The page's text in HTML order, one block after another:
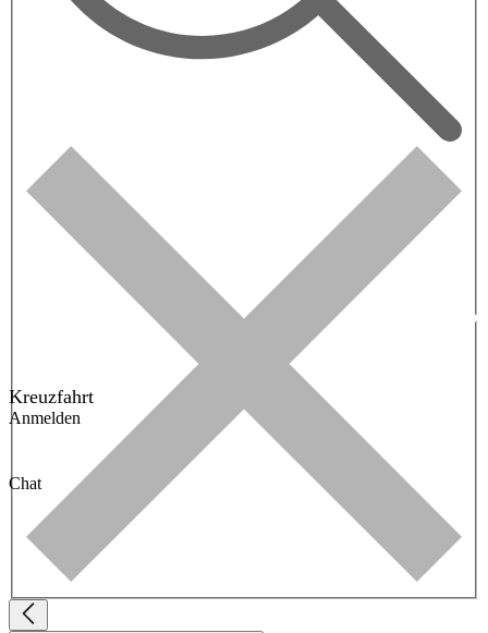
Kreuzfahrt
Anmelden
Chat